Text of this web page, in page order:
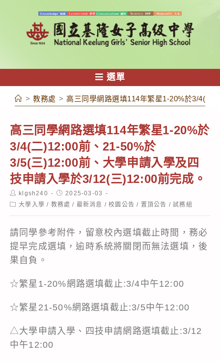
容
選單
> 教務處 > 高三同學網路選填114年繁星1-20%於3/4(二
高三同學網路選填114年繁星1-20%於
3/4(二)12:00前、21-50%於
3/5(三)12:00前、大學申請入學及四
技申請入學於3/12(三)12:00前完成。
Post
author:
klgsh240
Post
published:
2025-03-03
Post大學入學 / 教務處 / 最新消息 / 校園公告 / 置頂公告 / 試務組
請同學參考附件，留意校內選填截止時間，務必
提早完成選填，逾時系統將關閉而無法選填，後
果自負。
☆繁星1-20%網路選填截止:3/4中午12:00
☆繁星21-50%網路選填截止:3/5中午12:00
△大學申請入學、四技申請網路選填截止:3/12
中午12:00